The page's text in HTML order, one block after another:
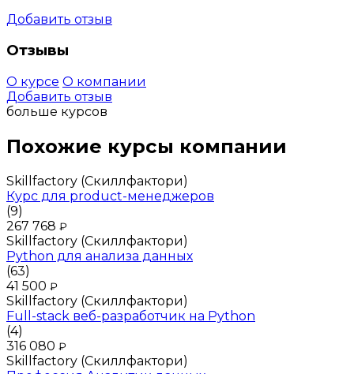
Добавить отзыв
Отзывы
О курсе О компании
Добавить отзыв
больше курсов
Похожие курсы компании
Skillfactory (Скиллфактори)
Курс для product-менеджеров
(9)
267 768 ₽
Skillfactory (Скиллфактори)
Python для анализа данных
(63)
41 500 ₽
Skillfactory (Скиллфактори)
Full-stack веб-разработчик на Python
(4)
316 080 ₽
Skillfactory (Скиллфактори)